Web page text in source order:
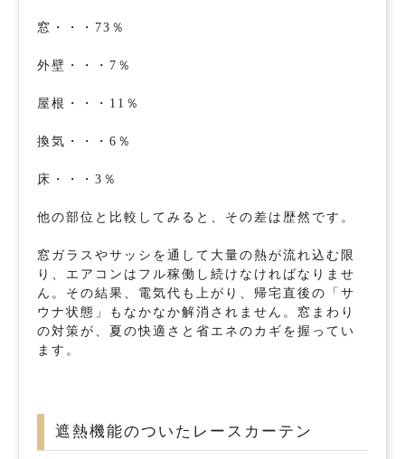
窓・・・73％
外壁・・・7％
屋根・・・11％
換気・・・6％
床・・・3％
他の部位と比較してみると、その差は歴然です。
窓ガラスやサッシを通して大量の熱が流れ込む限
り、エアコンはフル稼働し続けなければなりませ
ん。その結果、電気代も上がり、帰宅直後の「サ
ウナ状態」もなかなか解消されません。窓まわり
の対策が、夏の快適さと省エネのカギを握ってい
ます。
遮熱機能のついたレースカーテン